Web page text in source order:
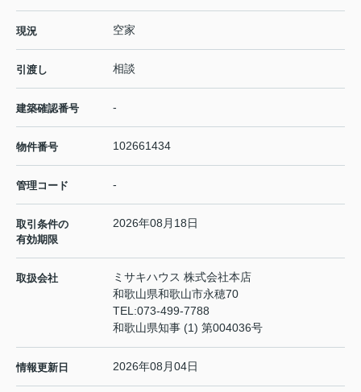
現況 空家
引渡し 相談
建築確認番号 -
物件番号 102661434
管理コード -
取引条件の
有効期限
2026年08月18日
取扱会社
ミサキハウス 株式会社本店
和歌山県和歌山市永穂70
TEL:073-499-7788
和歌山県知事 (1) 第004036号
情報更新日 2026年08月04日